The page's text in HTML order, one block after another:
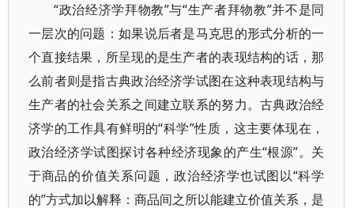
“政治经济学拜物教”与“生产者拜物教”并不是同
一层次的问题：如果说后者是马克思的形式分析的一
个直接结果，所呈现的是生产者的表现结构的话，那
么前者则是指古典政治经济学试图在这种表现结构与
生产者的社会关系之间建立联系的努力。古典政治经
济学的工作具有鲜明的“科学”性质，这主要体现在，
政治经济学试图探讨各种经济现象的产生“根源”。关
于商品的价值关系问题，政治经济学也试图以“科学
的”方式加以解释：商品间之所以能建立价值关系，是